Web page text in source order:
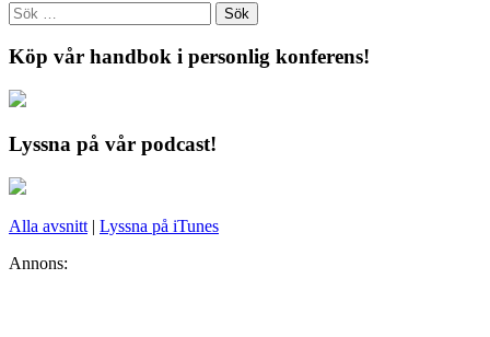
Köp vår handbok i personlig konferens!
Lyssna på vår podcast!
Alla avsnitt | Lyssna på iTunes
Annons: